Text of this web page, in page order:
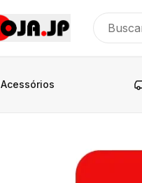
Acessórios